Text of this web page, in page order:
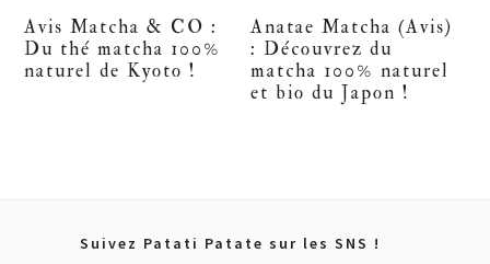
Avis Matcha & CO :
Du thé matcha 100%
naturel de Kyoto !
Anatae Matcha (Avis)
: Découvrez du
matcha 100% naturel
et bio du Japon !
FooterSuivez Patati Patate sur les SNS !